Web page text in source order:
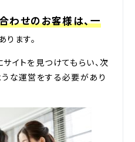
わせのお客様は、一
ります。
イトを見つけてもらい、次
うな運営をする必要があり